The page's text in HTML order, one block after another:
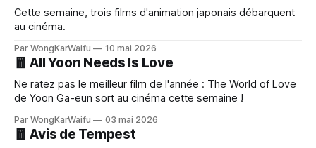
Cette semaine, trois films d'animation japonais débarquent
au cinéma.
Par WongKarWaifu 10 mai 2026
🧧 All Yoon Needs Is Love
Ne ratez pas le meilleur film de l'année : The World of Love
de Yoon Ga-eun sort au cinéma cette semaine !
Par WongKarWaifu 03 mai 2026
🧧 Avis de Tempest